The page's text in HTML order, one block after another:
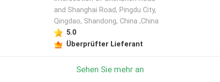
and Shanghai Road, Pingdu City,
Qingdao, Shandong, China ,China
5.0
Überprüfter Lieferant
Sehen Sie mehr an